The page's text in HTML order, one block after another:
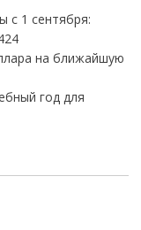
с 1 сентября:
на ближайшую
год для